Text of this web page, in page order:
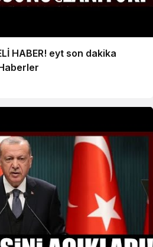
HABER! eyt son dakika